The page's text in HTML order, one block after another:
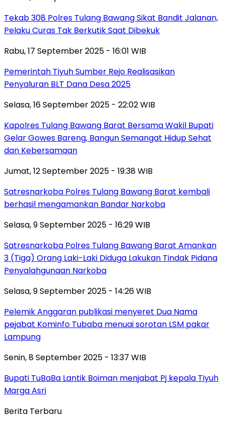
Tekab 308 Polres Tulang Bawang Sikat Bandit Jalanan,
Pelaku Curas Tak Berkutik Saat Dibekuk
Rabu, 17 September 2025 - 16:01 WIB
Pemerintah Tiyuh Sumber Rejo Realisasikan
Penyaluran BLT Dana Desa 2025
Selasa, 16 September 2025 - 22:02 WIB
Kapolres Tulang Bawang Barat Bersama Wakil Bupati
Gelar Gowes Bareng, Bangun Semangat Hidup Sehat
dan Kebersamaan
Jumat, 12 September 2025 - 19:38 WIB
Satresnarkoba Polres Tulang Bawang Barat kembali
berhasil mengamankan Bandar Narkoba
Selasa, 9 September 2025 - 16:29 WIB
Satresnarkoba Polres Tulang Bawang Barat Amankan
3 (Tiga) Orang Laki-Laki Diduga Lakukan Tindak Pidana
Penyalahgunaan Narkoba
Selasa, 9 September 2025 - 14:26 WIB
Pelemik Anggaran publikasi menyeret Dua Nama
pejabat Kominfo Tubaba menuai sorotan LSM pakar
Lampung
Senin, 8 September 2025 - 13:37 WIB
Bupati TuBaBa Lantik Boiman menjabat Pj kepala Tiyuh
Marga Asri
Berita Terbaru